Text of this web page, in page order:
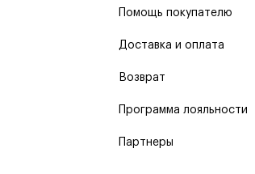
Помощь покупателю
Доставка и оплата
Возврат
Программа лояльности
Партнеры